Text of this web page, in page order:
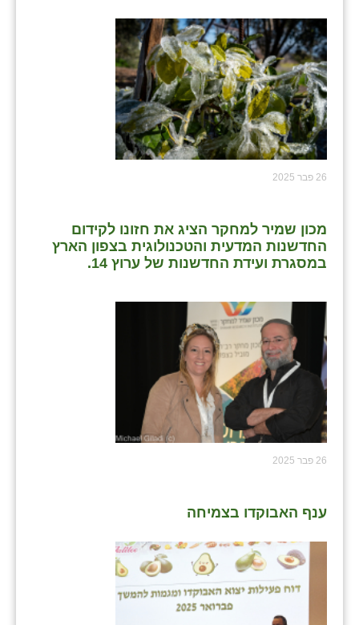
26 פבר 2025
מכון שמיר למחקר הציג את חזונו לקידום
החדשנות המדעית והטכנולוגית בצפון הארץ
במסגרת ועידת החדשנות של ערוץ 14.
26 פבר 2025
ענף האבוקדו בצמיחה